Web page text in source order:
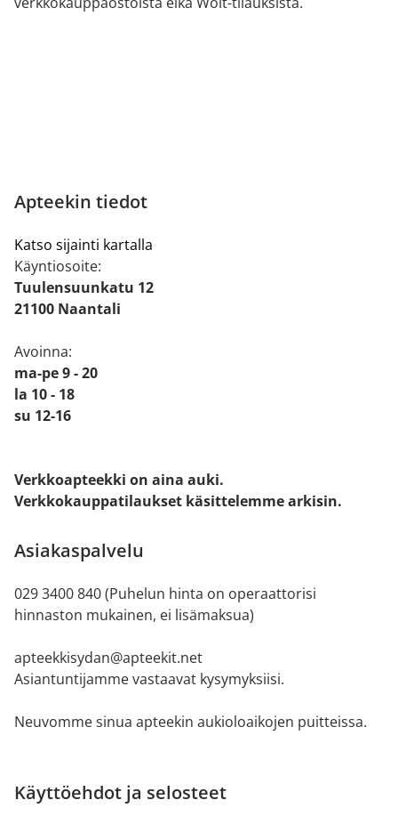
Apteekin tiedot
Katso sijainti kartalla
Käyntiosoite:
Tuulensuunkatu 12
21100 Naantali
Avoinna:
ma-pe 9 - 20
la 10 - 18
su 12-16
Verkkoapteekki on aina auki.
Verkkokauppatilaukset käsittelemme arkisin.
Asiakaspalvelu
029 3400 840 (Puhelun hinta on operaattorisi
hinnaston mukainen, ei lisämaksua)
apteekkisydan@apteekit.net
Asiantuntijamme vastaavat kysymyksiisi.
Neuvomme sinua apteekin aukioloaikojen puitteissa.
Käyttöehdot ja selosteet